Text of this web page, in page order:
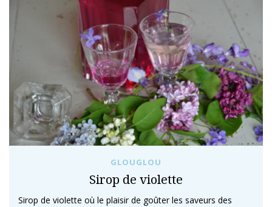
GLOUGLOU
Sirop de violette
Sirop de violette où le plaisir de goûter les saveurs des